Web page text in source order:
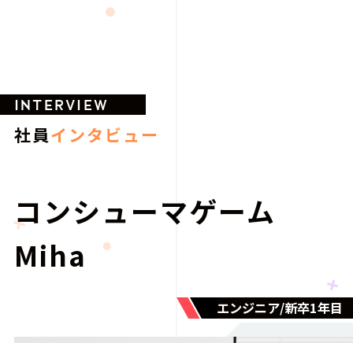
INTERVIEW
社員インタビュー
コンシューマゲーム
Miha
エンジニア/新卒1年目